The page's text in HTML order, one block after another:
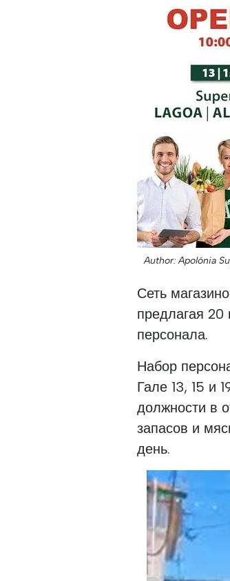
Author: Apolónia
Сеть
предлагая 20
персонала.
Набор
Гале 13, 15 и
должности в
запасов и
день.